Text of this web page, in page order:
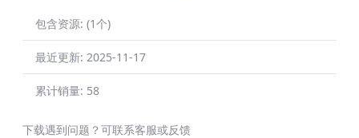
包含资源: (1个)
最近更新: 2025-11-17
累计销量: 58
下载遇到问题？可联系客服或反馈